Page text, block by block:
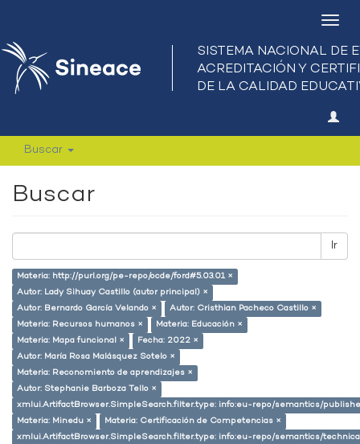
Buscar
Buscar
Ir
Materia: http://purl.org/pe-repo/ocde/ford#5.03.01 ×
Autor: Lady Sihuay Castillo (autor principal) ×
Autor: Bernardo García Velando ×
Autor: Cristhian Pacheco Castillo ×
Materia: Recursos humanos ×
Materia: Educación ×
Materia: Mapa funcional ×
Fecha: 2022 ×
Autor: María Rosa Malásquez Sotelo ×
Materia: Reconomiento de aprendizajes ×
Autor: Stephanie Barboza Tello ×
xmlui.ArtifactBrowser.SimpleSearch.filter.type: info:eu-repo/semantics/
Materia: Minedu ×
Materia: Certificación de Competencias ×
xmlui.ArtifactBrowser.SimpleSearch.filter.type: info:eu-repo/semantics/